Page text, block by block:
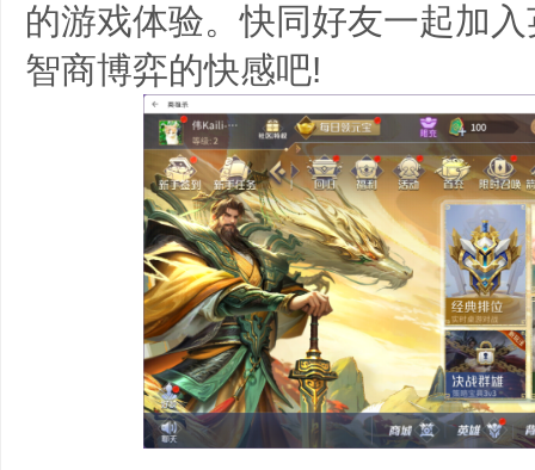
的游戏体验。快同好友一起加
智商博弈的快感吧!